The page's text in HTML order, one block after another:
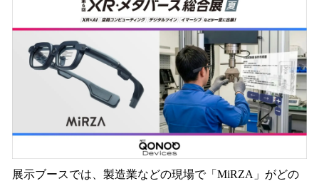
展示ブースでは、製造業などの現場で「MiRZA」がどの